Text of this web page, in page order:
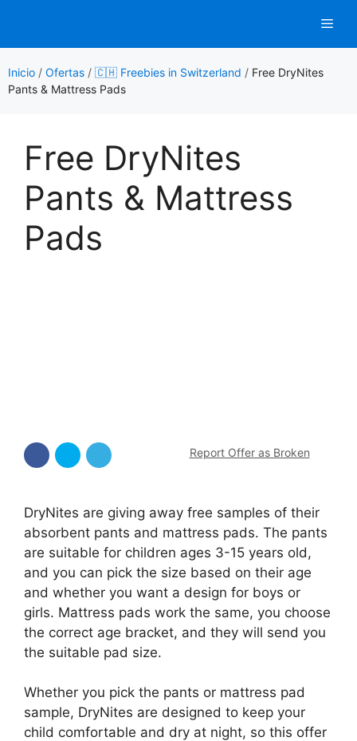
contenido
Inicio / Ofertas / 🇨🇭 Freebies in Switzerland / Free DryNites
Pants & Mattress Pads
Free DryNites
Pants & Mattress
Pads
Report Offer as Broken
DryNites are giving away free samples of their
absorbent pants and mattress pads. The pants
are suitable for children ages 3-15 years old,
and you can pick the size based on their age
and whether you want a design for boys or
girls. Mattress pads work the same, you choose
the correct age bracket, and they will send you
the suitable pad size.
Whether you pick the pants or mattress pad
sample, DryNites are designed to keep your
child comfortable and dry at night, so this offer